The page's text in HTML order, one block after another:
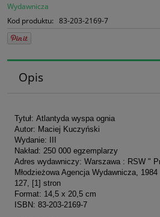
Wydawnicza
Kod produktu: 83-203-2169-7
Opis
Tytuł: Atlantyda wyspa ognia
Autor: Maciej Kuczyński
Wydanie: III
Nakład: 250 000 egzemplarzy
Adres wydawniczy: Warszawa : RSW "
Młodzieżowa Agencja Wydawnicza, 1984
127, [1] stron
Format: 14,5 x 20,5 cm
ISBN: 83-203-2169-7